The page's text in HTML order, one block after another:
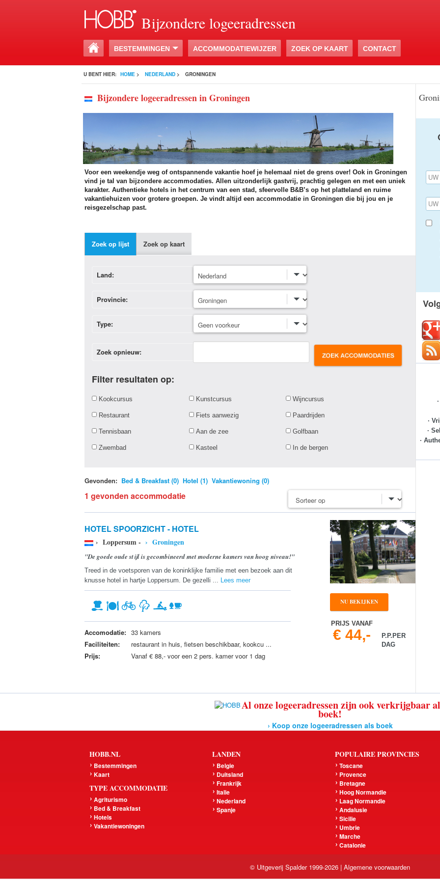
Bijzondere logeeradressen
BESTEMMINGEN ACCOMMODATIEWIJZER ZOEK OP KAART CONTACT
U BENT HIER: HOME > NEDERLAND > GRONINGEN
Bijzondere logeeradressen in Groningen
Voor een weekendje weg of ontspannende vakantie hoef je helemaal niet de grens over! Ook in Groningen
vind je tal van bijzondere accommodaties. Allen uitzonderlijk gastvrij, prachtig gelegen en met een uniek
karakter. Authentieke hotels in het centrum van een stad, sfeervolle B&B’s op het platteland en ruime
vakantiehuizen voor grotere groepen. Je vindt altijd een accommodatie in Groningen die bij jou en je
reisgezelschap past.
Zoek op lijst Zoek op kaart
Land:
Provincie:
Type:
Zoek opnieuw:
Filter resultaten op:
Kookcursus Kunstcursus Wijncursus
Restaurant Fiets aanwezig Paardrijden
Tennisbaan Aan de zee Golfbaan
Zwembad Kasteel In de bergen
Gevonden: Bed & Breakfast (0) Hotel (1) Vakantiewoning (0)
1 gevonden accommodatie
NU BEKIJKEN
PRIJS VANAF
€ 44,-
P.P.PER
DAG
HOTEL SPOORZICHT - HOTEL
› Loppersum - › Groningen
"De goede oude stijl is gecombineerd met moderne kamers van hoog niveau!"
Treed in de voetsporen van de koninklijke familie met een bezoek aan dit
knusse hotel in hartje Loppersum. De gezelli ... Lees meer
Accomodatie: 33 kamers
Faciliteiten:
restaurant in huis, fietsen beschikbaar, kookcu ...
Prijs:
Vanaf € 88,- voor een 2 pers. kamer voor 1 dag
·
·
·
Al onze logeeradressen zijn ook verkrijgbaar
boek!
› Koop onze logeeradressen als boek
HOBB.NL
Bestemmingen
Kaart
TYPE ACCOMMODATIE
Agriturismo
Bed & Breakfast
Hotels
Vakantiewoningen
LANDEN
Belgie
Duitsland
Frankrijk
Italie
Nederland
Spanje
POPULAIRE PROVINCIES
Toscane
Provence
Bretagne
Hoog Normandie
Laag Normandie
Andalusie
Sicilie
Umbrie
Marche
Catalonie
© Uitgeverij Spalder 1999-2026 | Algemene voorwaarden